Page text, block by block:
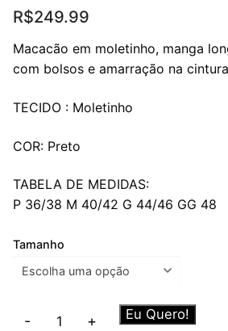
R$249.99
Macacão em moletinho, manga
com bolsos e amarração na
TECIDO : Moletinho
COR: Preto
TABELA DE MEDIDAS:
P 36/38 M 40/42 G 44/46 GG 48
Tamanho
Macacão
- + Eu Quero!